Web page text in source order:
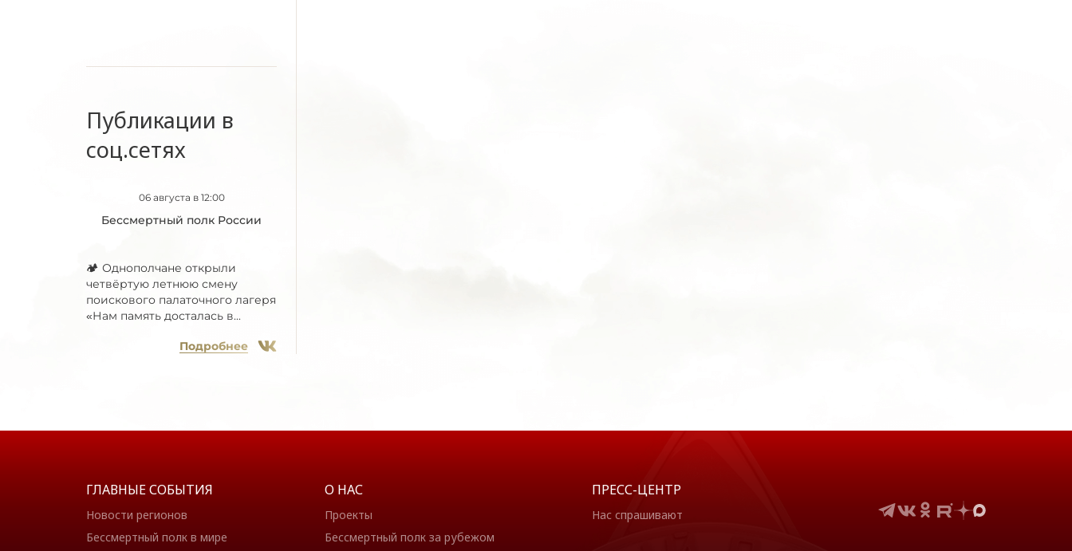
Публикации в
соц.сетях
06 августа в 12:00
Бессмертный полк России
🏕 Однополчане открыли
четвёртую летнюю смену
поискового палаточного лагеря
«Нам память досталась в...
Подробнее
ГЛАВНЫЕ СОБЫТИЯ
Новости регионов
Бессмертный полк в мире
О НАС
Проекты
Бессмертный полк за рубежом
ПРЕСС-ЦЕНТР
Нас спрашивают